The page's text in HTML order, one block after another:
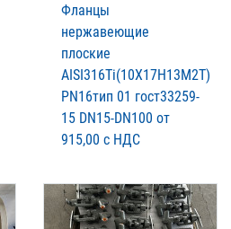
Фланцы
нержавеющие
плоские
AISI316Ti(10Х17Н13М2Т)
PN16тип 01 гост33259-
15 DN15-DN100 от
915,00 с НДС